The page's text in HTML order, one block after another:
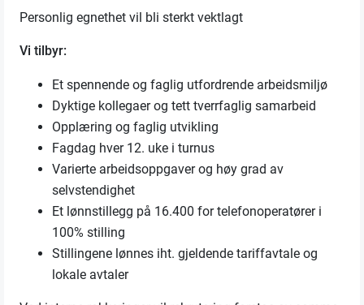
Personlig egnethet vil bli sterkt vektlagt
Vi tilbyr:
Et spennende og faglig utfordrende arbeidsmiljø
Dyktige kollegaer og tett tverrfaglig samarbeid
Opplæring og faglig utvikling
Fagdag hver 12. uke i turnus
Varierte arbeidsoppgaver og høy grad av
selvstendighet
Et lønnstillegg på 16.400 for telefonoperatører i
100% stilling
Stillingene lønnes iht. gjeldende tariffavtale og
lokale avtaler